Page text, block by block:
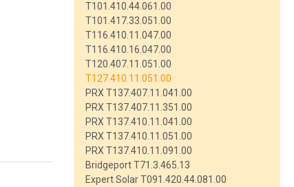
T101.410.44.061.00
T101.417.33.051.00
T116.410.11.047.00
T116.410.16.047.00
T120.407.11.051.00
T127.410.11.051.00
PRX T137.407.11.041.00
PRX T137.407.11.351.00
PRX T137.410.11.041.00
PRX T137.410.11.051.00
PRX T137.410.11.091.00
Bridgeport T71.3.465.13
Expert Solar T091.420.44.081.00